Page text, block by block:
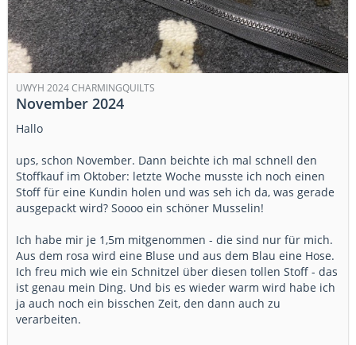
UWYH 2024 CHARMINGQUILTS
November 2024
Hallo
ups, schon November. Dann beichte ich mal schnell den
Stoffkauf im Oktober: letzte Woche musste ich noch einen
Stoff für eine Kundin holen und was seh ich da, was gerade
ausgepackt wird? Soooo ein schöner Musselin!
Ich habe mir je 1,5m mitgenommen - die sind nur für mich.
Aus dem rosa wird eine Bluse und aus dem Blau eine Hose.
Ich freu mich wie ein Schnitzel über diesen tollen Stoff - das
ist genau mein Ding. Und bis es wieder warm wird habe ich
ja auch noch ein bisschen Zeit, den dann auch zu
verarbeiten.